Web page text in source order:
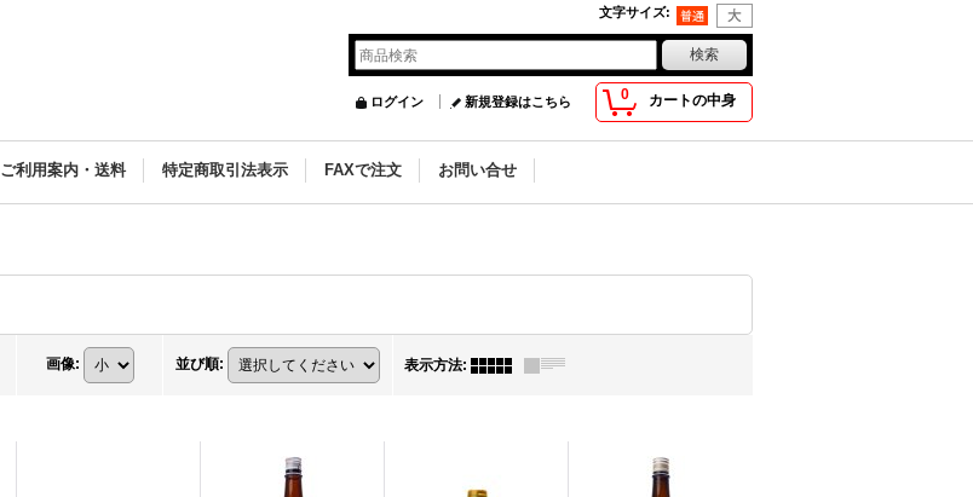
文字サイズ:
0 カートの中身
ログイン 新規登録はこちら
ご利用案内・送料 特定商取引法表示 FAXで注文 お問い合せ
画像: 並び順: 表示方法: